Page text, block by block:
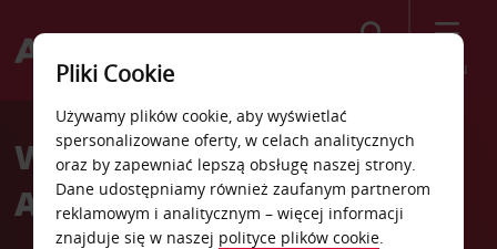
Menu
Welcome
AvisWynajem samochodów w
Australii i Oceanii
Pliki Cookie
Używamy plików cookie, aby wyświetlać
spersonalizowane oferty, w celach analitycznych
oraz by zapewniać lepszą obsługę naszej strony.
Dane udostępniamy również zaufanym partnerom
reklamowym i analitycznym – więcej informacji
znajduje się w naszej polityce plików cookie.